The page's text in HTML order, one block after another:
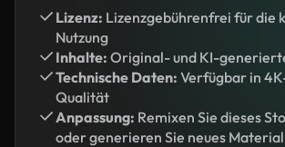
Lizenz: Lizenzgebührenfrei für die
Nutzung
Inhalte: Original- und KI-
Technische Daten: Verfügbar in
Qualität
Anpassung: Remixen Sie dieses
oder generieren Sie neues